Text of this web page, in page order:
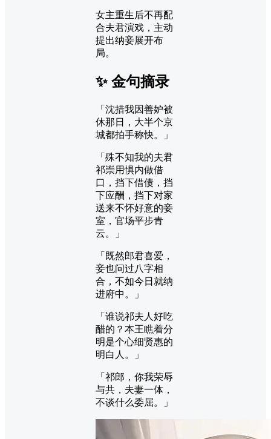
女主重生后不再配
合夫君演戏，主动
提出纳妾展开布
局。
✨ 金句摘录
「沈措我因善妒被
休那日，大半个京
城都拍手称快。」
「殊不知我的夫君
祁崇用惧内做借
口，挡下借债，挡
下应酬，挡下对家
送来不怀好意的妾
室，官场平步青
云。」
「既然郎君喜爱，
妾也问过八字相
合，不如今日就纳
进府中。」
「谁说祁夫人好吃
醋的？本王瞧着分
明是个心细贤惠的
明白人。」
「祁郎，你我荣辱
与共，夫妻一体，
不谈什么委屈。」